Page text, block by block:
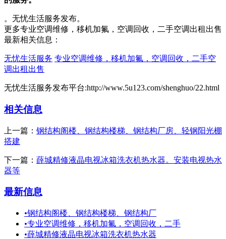
。无忧生活服务发布。
更多专业空调维修，移机加氟，空调回收，二手空调出租出售
最新相关信息：
无忧生活服务 专业空调维修，移机加氟，空调回收，二手空
调出租出售
无忧生活服务发布平台:http://www.5u123.com/shenghuo/22.html
相关信息
上一篇： 钢结构阁楼、钢结构楼梯、钢结构厂房、轻钢阳光棚
搭建
下一篇： 薛城精修液晶电视冰箱洗衣机热水器。安装电视热水
器等
最新信息
•钢结构阁楼、钢结构楼梯、钢结构厂
•专业空调维修，移机加氟，空调回收，二手
•薛城精修液晶电视冰箱洗衣机热水器